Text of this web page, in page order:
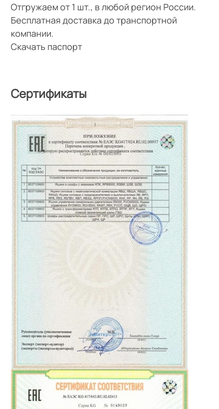
Отгружаем от 1 шт., в любой регион России.
Бесплатная доставка до транспортной
компании.
Скачать паспорт
Сертификаты